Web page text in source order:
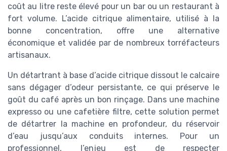
coût au litre reste élevé pour un bar ou un restaurant à
fort volume. L’acide citrique alimentaire, utilisé à la
bonne concentration, offre une alternative
économique et validée par de nombreux torréfacteurs
artisanaux.
Un détartrant à base d’acide citrique dissout le calcaire
sans dégager d’odeur persistante, ce qui préserve le
goût du café après un bon rinçage. Dans une machine
expresso ou une cafetière filtre, cette solution permet
de détartrer la machine en profondeur, du réservoir
d’eau jusqu’aux conduits internes. Pour un
professionnel, l’enjeu est de respecter